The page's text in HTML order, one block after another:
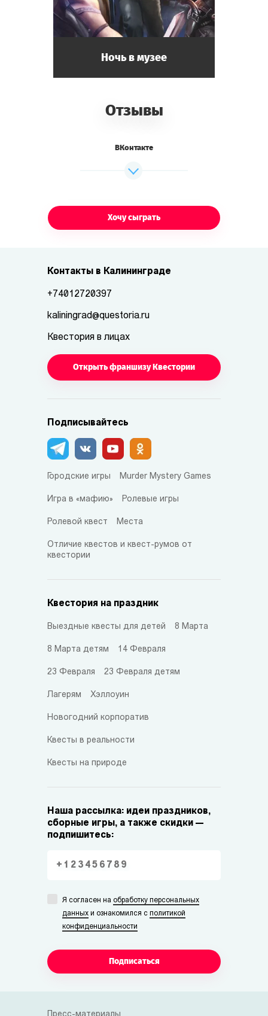
Ночь в музее
Отзывы
ВКонтакте
Хочу сыграть
Контакты в Калининграде
+74012720397
kaliningrad@questoria.ru
Квестория в лицах
Открыть франшизу Квестории
Подписывайтесь
Городские игры Murder Mystery Games
Игра в «мафию» Ролевые игры
Ролевой квест Места
Отличие квестов и квест-румов от
квестории
Квестория на праздник
Выездные квесты для детей 8 Марта
8 Марта детям 14 Февраля
23 Февраля 23 Февраля детям
Лагерям Хэллоуин
Новогодний корпоратив
Квесты в реальности
Квесты на природе
Наша рассылка: идеи праздников,
сборные игры, а также скидки —
подпишитесь:
Я согласен на обработку персональных
данных и ознакомился с политикой
конфиденциальности
Подписаться